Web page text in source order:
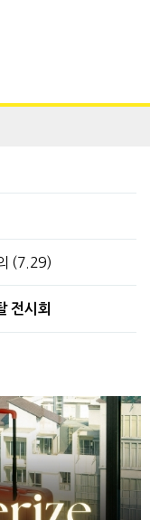
(7.29)
전시회